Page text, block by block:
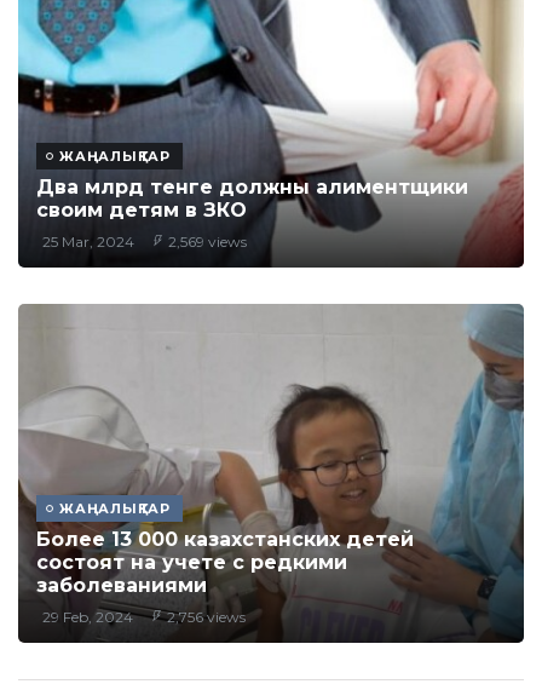
ЖАҢАЛЫҚТАР
Два млрд тенге должны алиментщики
своим детям в ЗКО
25 Mar, 2024 2,569 views
ЖАҢАЛЫҚТАР
Более 13 000 казахстанских детей
состоят на учете с редкими
заболеваниями
29 Feb, 2024 2,756 views